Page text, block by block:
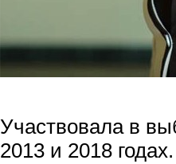
Участвовала в
2013 и 2018 годах.